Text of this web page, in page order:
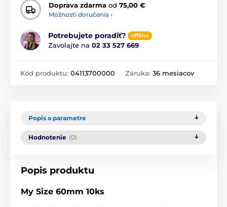
Doprava zdarma od 75,00 €
Možnosti doručenia ›
Potrebujete poradiť? offline
Zavolajte na 02 33 527 669
Kód produktu: 04113700000 Záruka: 36 mesiacov
Popis a parametre
Hodnotenie (0)
Popis produktu
My Size 60mm 10ks